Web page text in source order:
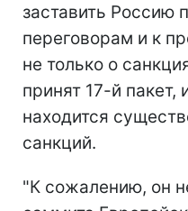
заставить Россию
переговорам и к
не только о
принят 17-й пакет,
находится
санкций.
"К сожалению, он